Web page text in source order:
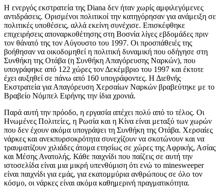
Η ενεργός εκστρατεία της Diana δεν ήταν χωρίς αμφιλεγόμενες
αντιδράσεις. Ορισμένοι πολιτικοί την κατηγόρησαν για ανάμειξη σε
πολιτικές υποθέσεις, αλλά εκείνη συνέχισε. Επισκέφθηκε
επιχειρήσεις αποναρκοθέτησης στη Βοσνία λίγες εβδομάδες πριν
τον θάνατό της τον Αύγουστο του 1997. Οι προσπάθειές της
βοήθησαν να οικοδομηθεί η πολιτική δυναμική που οδήγησε στη
Συνθήκη της Οτάβα (η Συνθήκη Απαγόρευσης Ναρκών), που
υπογράφηκε από 122 χώρες τον Δεκέμβριο του 1997 και έκτοτε
έχει αυξηθεί σε πάνω από 160 υπογράφοντες. Η Διεθνής
Εκστρατεία για Απαγόρευση Χερσαίων Ναρκών βραβεύτηκε με το
Βραβείο Νόμπελ Ειρήνης την ίδια χρονιά.
Παρά αυτή την πρόοδο, η εργασία απέχει πολύ από το τέλος. Οι
Ηνωμένες Πολιτείες, η Ρωσία και η Κίνα είναι μεταξύ των χωρών
που δεν έχουν ακόμα υπογράψει τη Συνθήκη της Οτάβα. Χερσαίες
νάρκες και ανεκπυρσοκρότητα συνεχίζουν να σκοτώνουν και να
τραυματίζουν χιλιάδες άτομα ετησίως σε χώρες της Αφρικής, Ασίας
και Μέσης Ανατολής. Κάθε παιχνίδι που παίζεις σε αυτή την
ιστοσελίδα είναι μια μικρή υπενθύμιση ότι ενώ το minesweeper
είναι παιχνίδι για εμάς, για εκατομμύρια ανθρώπους σε όλο τον
κόσμο, οι νάρκες είναι ακόμα καθημερινή πραγματικότητα.